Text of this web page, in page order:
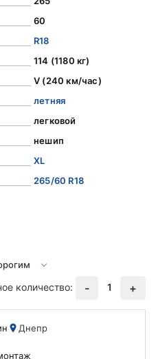
60
R18
114 (1180 кг)
V (240 км/час)
летняя
легковой
нешип
XL
265/60 R18
количество:
- 1 +
Днепр